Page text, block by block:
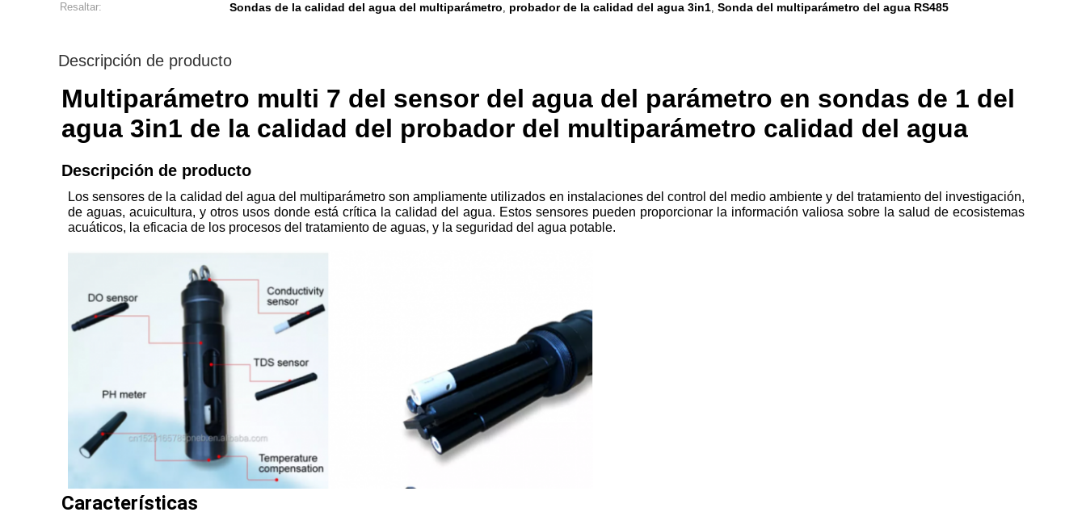
Resaltar:
Sondas de la calidad del agua del multiparámetro, probador de la calidad del agua 3in1, Sonda del multiparámetro del agua RS485
Descripción de producto
Multiparámetro multi 7 del sensor del agua del parámetro en sondas de 1 del
agua 3in1 de la calidad del probador del multiparámetro calidad del agua
Descripción de producto
Los sensores de la calidad del agua del multiparámetro son ampliamente utilizados en instalaciones del control del medio ambiente y del tratamiento del investigación,
de aguas, acuicultura, y otros usos donde está crítica la calidad del agua. Estos sensores pueden proporcionar la información valiosa sobre la salud de ecosistemas
acuáticos, la eficacia de los procesos del tratamiento de aguas, y la seguridad del agua potable.
Características